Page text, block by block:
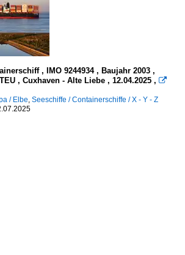
, IMO 9244934 , Baujahr 2003 ,
, Cuxhaven - Alte Liebe , 12.04.2025 , 
/ Elbe, Seeschiffe / Containerschiffe / X - Y - Z